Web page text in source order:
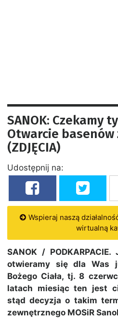
SANOK: Czekamy
Otwarcie
(ZDJĘCIA)
Udostępnij na:
Wspieraj naszą
wirtualną
SANOK /
otwieramy się dla Was
Bożego Ciała, tj. 8
latach miesiąc ten jest
stąd decyzja o takim
zewnętrznego MOSiR